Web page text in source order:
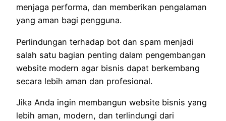
menjaga performa, dan memberikan pengalaman
yang aman bagi pengguna.
Perlindungan terhadap bot dan spam menjadi
salah satu bagian penting dalam pengembangan
website modern agar bisnis dapat berkembang
secara lebih aman dan profesional.
Jika Anda ingin membangun website bisnis yang
lebih aman, modern, dan terlindungi dari